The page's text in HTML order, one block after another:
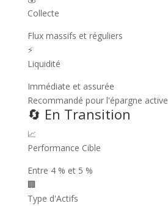
Collecte
Flux massifs et réguliers
⚡
Liquidité
Immédiate et assurée
Recommandé pour l'épargne active
🔄 En Transition
📈
Performance Cible
Entre 4 % et 5 %
🏢
Type d'Actifs